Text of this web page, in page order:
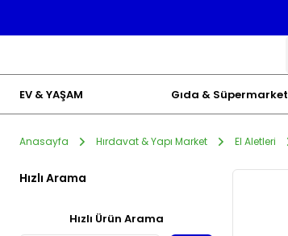
EV & YAŞAM Gıda & Süpermarket
Anasayfa Hırdavat & Yapı Market El Aletleri
Hızlı Arama
Hızlı Ürün Arama